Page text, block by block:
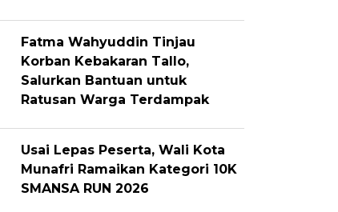
Fatma Wahyuddin Tinjau
Korban Kebakaran Tallo,
Salurkan Bantuan untuk
Ratusan Warga Terdampak
Usai Lepas Peserta, Wali Kota
Munafri Ramaikan Kategori 10K
SMANSA RUN 2026